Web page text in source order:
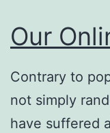
Our
Contrary to
not simply
have suffered